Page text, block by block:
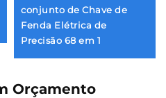
conjunto de Chave de
Fenda Elétrica de
Precisão 68 em 1
Orçamento